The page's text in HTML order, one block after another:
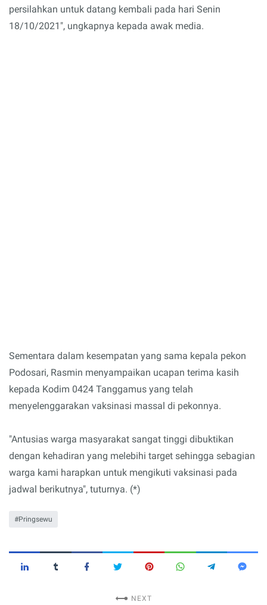
persilahkan untuk datang kembali pada hari Senin
18/10/2021", ungkapnya kepada awak media.
Sementara dalam kesempatan yang sama kepala pekon
Podosari, Rasmin menyampaikan ucapan terima kasih
kepada Kodim 0424 Tanggamus yang telah
menyelenggarakan vaksinasi massal di pekonnya.
"Antusias warga masyarakat sangat tinggi dibuktikan
dengan kehadiran yang melebihi target sehingga sebagian
warga kami harapkan untuk mengikuti vaksinasi pada
jadwal berikutnya", tuturnya. (*)
Pringsewu
NEXT